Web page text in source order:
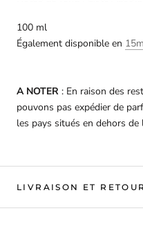
100 ml
Également disponible en
A NOTER : En raison des
pouvons pas expédier de
les pays situés en dehors de
LIVRAISON ET